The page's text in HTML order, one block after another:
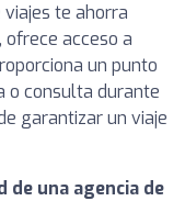
te ahorra
acceso a
un punto
o consulta durante
garantizar un viaje
de una agencia de